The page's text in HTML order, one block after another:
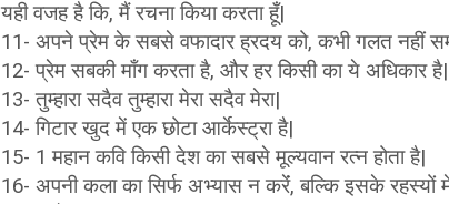
यही वजह है कि, मैं रचना किया करता हूँ|
11- अपने प्रेम के सबसे वफादार ह्रदय को, कभी गलत नहीं
12- प्रेम सबकी माँग करता है, और हर किसी का ये अधिकार है|
13- तुम्हारा सदैव तुम्हारा मेरा सदैव मेरा|
14- गिटार खुद में एक छोटा आर्केस्ट्रा है|
15- 1 महान कवि किसी देश का सबसे मूल्यवान रत्न होता है|
16- अपनी कला का सिर्फ अभ्यास न करेंं, बल्कि इसके रहस्यों में